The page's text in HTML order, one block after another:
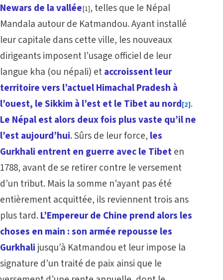
Newars de la vallée[1], telles que le Népal
Mandala autour de Katmandou.Ayant installé
leur capitale dans cette ville, les nouveaux
dirigeants imposent l’usage officiel de leur
langue kha (ou népali) etaccroissent leur
territoire vers l’actuel Himachal Pradesh à
l’ouest, le Sikkim à l’est et le Tibet au nord[2].
Le Népal est alors deux fois plus vaste qu’il ne
l’est aujourd’hui. Sûrs de leur force, les
Gurkhali entrent en guerre avec le Tibeten
1788, avant de se retirer contre le versement
d’un tribut. Mais la somme n’ayant pas été
entièrement acquittée, ils reviennent trois ans
plus tard. L’Empereur de Chine prend alors les
choses en main : son armée repousse les
Gurkhali jusqu’à Katmandou et leur impose la
signature d’un traité de paix ainsi que le